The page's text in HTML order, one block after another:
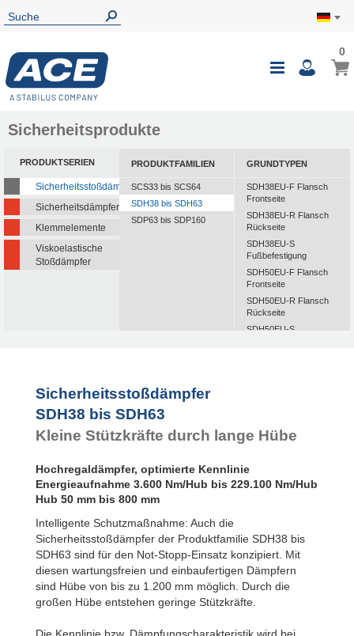
0
Sicherheitsprodukte
PRODUKTSERIEN
Sicherheitsstoßdämpfer
Sicherheitsdämpfer
Klemmelemente
Viskoelastische
Stoßdämpfer
PRODUKTFAMILIEN
SCS33 bis SCS64
SDH38 bis SDH63
SDP63 bis SDP160
GRUNDTYPEN
SDH38EU-F Flansch
Frontseite
SDH38EU-R Flansch
Rückseite
SDH38EU-S
Fußbefestigung
SDH50EU-F Flansch
Frontseite
SDH50EU-R Flansch
Rückseite
SDH50EU-S
Sicherheitsstoßdämpfer
SDH38 bis SDH63
Kleine Stützkräfte durch lange Hübe
Hochregaldämpfer, optimierte Kennlinie
Energieaufnahme 3.600 Nm/Hub bis 229.100 Nm/Hub
Hub 50 mm bis 800 mm
Intelligente Schutzmaßnahme: Auch die
Sicherheitsstoßdämpfer der Produktfamilie SDH38 bis
SDH63 sind für den Not-Stopp-Einsatz konzipiert. Mit
diesen wartungsfreien und einbaufertigen Dämpfern
sind Hübe von bis zu 1.200 mm möglich. Durch die
großen Hübe entstehen geringe Stützkräfte.
Die Kennlinie bzw. Dämpfungscharakteristik wird bei